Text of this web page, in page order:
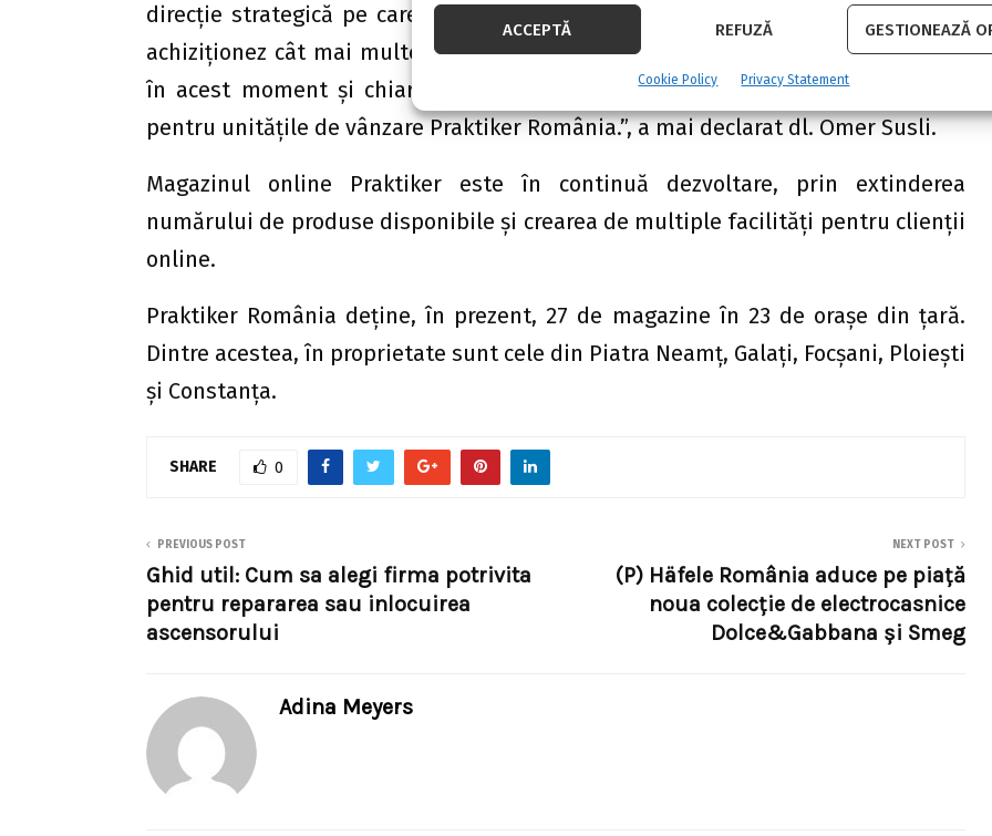
ACCEPTĂ REFUZĂ GESTIONEAZĂ
Cookie Policy Privacy Statement
direcţie strategică pe care voi merge în continuare, la Praktiker. Îmi doresc să
achiziţionez cât mai multe dintre magazinele noastre naţionale aflate în chirie
în acest moment şi chiar să extind businessul prin achiziţia de noi terenuri
pentru unităţile de vânzare Praktiker România.”, a mai declarat dl. Omer Susli.
Magazinul online Praktiker este în continuă dezvoltare, prin extinderea
numărului de produse disponibile şi crearea de multiple facilităţi pentru clienţii
online.
Praktiker România deţine, în prezent, 27 de magazine în 23 de oraşe din țară.
Dintre acestea, în proprietate sunt cele din Piatra Neamţ, Galaţi, Focşani, Ploieşti
şi Constanţa.
SHARE 0
PREVIOUS POST
Ghid util: Cum sa alegi firma potrivita
pentru repararea sau inlocuirea
ascensorului
NEXT POST
(P) Häfele România aduce pe piață
noua colecție de electrocasnice
Dolce&Gabbana și Smeg
Adina Meyers